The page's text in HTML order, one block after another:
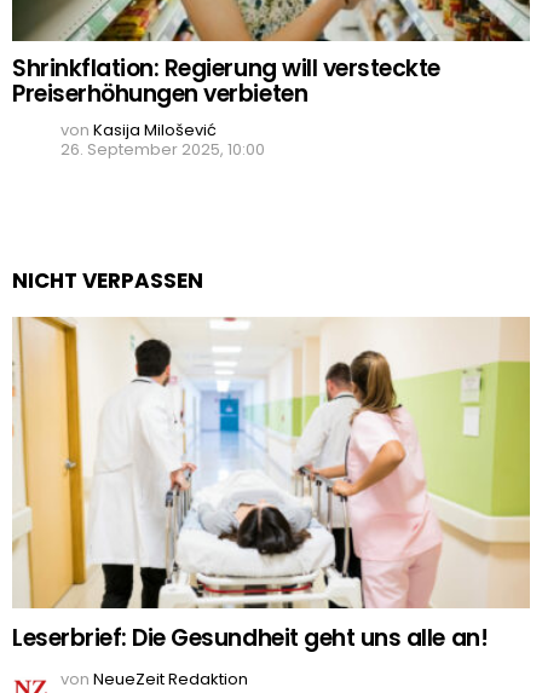
Shrinkflation: Regierung will versteckte
Preiserhöhungen verbieten
von Kasija Milošević
26. September 2025, 10:00
NICHT VERPASSEN
Leserbrief: Die Gesundheit geht uns alle an!
von NeueZeit Redaktion